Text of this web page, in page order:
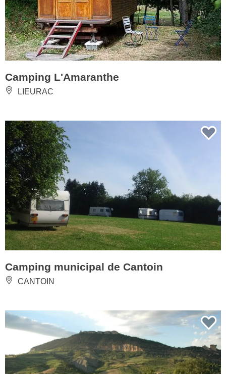
Camping L'Amaranthe
LIEURAC
Camping municipal de Cantoin
CANTOIN